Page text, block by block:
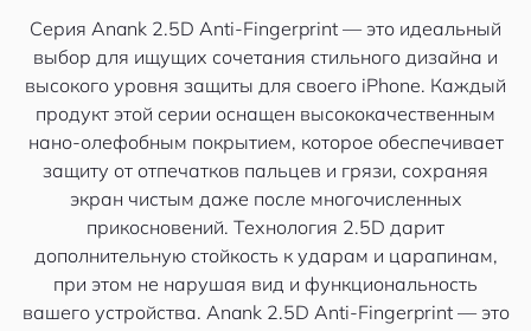
Серия Anank 2.5D Anti-Fingerprint — это идеальный
выбор для ищущих сочетания стильного дизайна и
высокого уровня защиты для своего iPhone. Каждый
продукт этой серии оснащен высококачественным
нано-олефобным покрытием, которое обеспечивает
защиту от отпечатков пальцев и грязи, сохраняя
экран чистым даже после многочисленных
прикосновений. Технология 2.5D дарит
дополнительную стойкость к ударам и царапинам,
при этом не нарушая вид и функциональность
вашего устройства. Anank 2.5D Anti-Fingerprint — это